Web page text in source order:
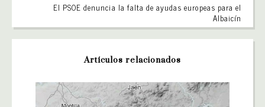
El PSOE denuncia la falta de ayudas europeas para el
Albaicín
Artículos relacionados